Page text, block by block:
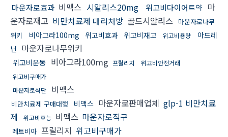
마운자로효과 비맥스 시알리스20mg 위고비다이어트약 마
운자로재고 비만치료제 대리처방 골드시알리스 마운자로나무
위키
비아그라100mg 위고비효과 위고비재고 위고비용량
아드레
닌 마운자로나무위키
위고비운동 비아그라100mg 프릴리지
위고비안전거래
위고비구매가
마운자로식단
비맥스
비만치료제 구매대행 비맥스 마운자로판매업체 glp-1 비만치료
제
위고비효능 비맥스 마운자로직구
레트비아 프릴리지 위고비구매가